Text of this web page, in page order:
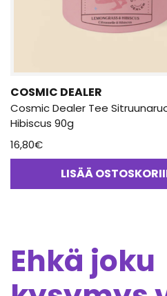
COSMIC DEALER
Cosmic Dealer Tee
Hibiscus 90g
16,80€
LISÄÄ
Ehkä joku